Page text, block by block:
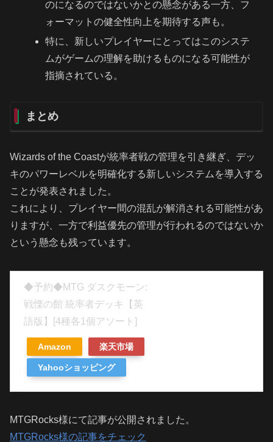
のになるのではないかとの懸念がある一方、フ
ォーマットの健全性向上を期待する声も。
特に、新しいプレイヤーにとってはこのシステ
ムがゲームの理解を助けるものになる可能性が
指摘されている。
まとめ
Wizards of the Coastが統率者戦の管理を引き継ぎ、デッ
キのパワーレベルを明確化する新しいシステムを導入する
ことが発表されました。
これにより、プレイヤー間の混乱が解消される可能性があ
りますが、一方で利益優先の管理が行われるのではないか
という懸念も残っています。
◆予約◆MTG ダスクモーン:
戦慄の館 統率者デッキ【英
語版】[4種各1個アソート]
Amazon 楽天市場
Yahooショッピング
MTGRocks様にて記事が公開されました。
MTGRocks様の記事をチェック